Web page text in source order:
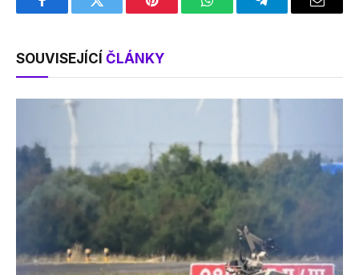
FacebookTwitter Pinterest WhatsAppTelegramEmail
SOUVISEJÍCÍ ČLÁNKY